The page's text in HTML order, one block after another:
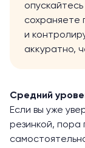
сохраняете
и
аккуратно,
Средний
Если вы уже
резинкой, пора